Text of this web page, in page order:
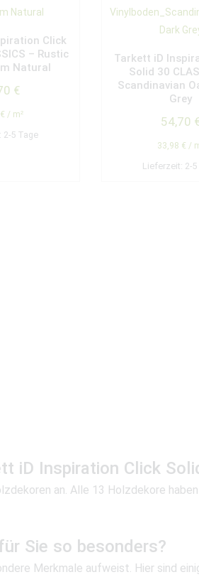
Click
– Rustic
Natural
€
€ / m²
2-5 Tage
Tarkett iD
Solid 30
Scandinavian
Grey
54,70
33,98 € /
Lieferzeit: 2-
iD Inspiration Click
an. Alle 13 Holzdekore
Sie so besonders?
Merkmale aufweist. Hier sind